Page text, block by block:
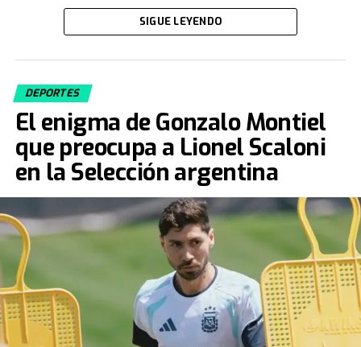
turcos, a pesar de jugar con un hombre más, no
lograron dar vuelta el resultado y firmaron una rápida
Mundo.
Fuente: TN
SIGUE LEYENDO
DEPORTES
El enigma de Gonzalo Montiel
que preocupa a Lionel Scaloni
en la Selección argentina